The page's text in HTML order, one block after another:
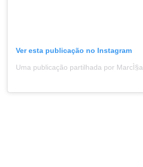
Ver esta publicação no Instagram